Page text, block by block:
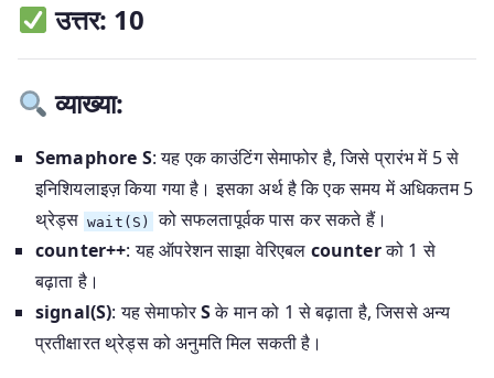
उत्तर: 10
व्याख्या:
Semaphore S: यह एक काउंटिंग सेमाफोर है, जिसे प्रारंभ में 5 से
इनिशियलाइज़ किया गया है। इसका अर्थ है कि एक समय में अधिकतम 5
थ्रेड्स wait(S)
को सफलतापूर्वक पास कर सकते हैं।
counter++: यह ऑपरेशन साझा वेरिएबल counterको 1 से
बढ़ाता है।
signal(S): यह सेमाफोरSके मान को 1 से बढ़ाता है, जिससे अन्य
प्रतीक्षारत थ्रेड्स को अनुमति मिल सकती है।